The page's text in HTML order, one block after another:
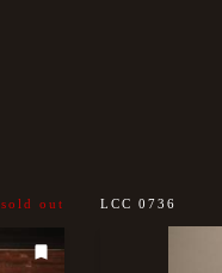
sold out LCC 0736